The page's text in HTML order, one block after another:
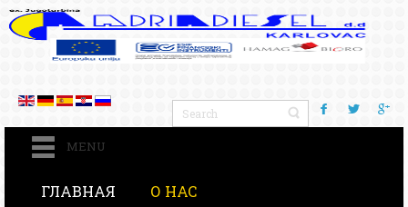
MENU
ГЛАВНАЯ
О НАС